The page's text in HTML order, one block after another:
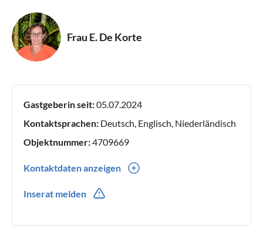
Frau E. De Korte
Gastgeberin seit:05.07.2024
Kontaktsprachen: Deutsch, Englisch, Niederländisch
Objektnummer:4709669
Kontaktdaten anzeigen
Inserat melden